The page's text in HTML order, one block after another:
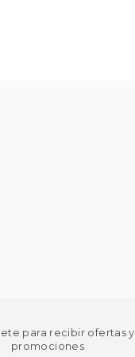
para recibir ofertas y
promociones